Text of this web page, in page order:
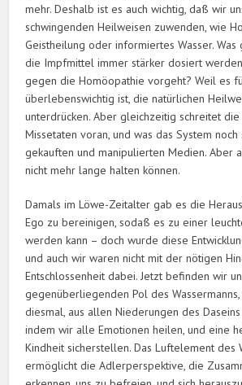
mehr. Deshalb ist es auch wichtig, daß wir
schwingenden Heilweisen zuwenden, wie
Geistheilung oder informiertes Wasser. Was
die Impfmittel immer stärker dosiert
gegen die Homöopathie vorgeht? Weil es
überlebenswichtig ist, die natürlichen
unterdrücken. Aber gleichzeitig schreitet
Missetaten voran, und was das System noch
gekauften und manipulierten Medien. Aber
nicht mehr lange halten können.
Damals im Löwe-Zeitalter gab es die
Ego zu bereinigen, sodaß es zu einer
werden kann – doch wurde diese
und auch wir waren nicht mit der nötigen
Entschlossenheit dabei. Jetzt befinden wir
gegenüberliegenden Pol des
diesmal, aus allen Niederungen des
indem wir alle Emotionen heilen, und eine
Kindheit sicherstellen. Das Luftelement des
ermöglicht die Adlerperspektive, die